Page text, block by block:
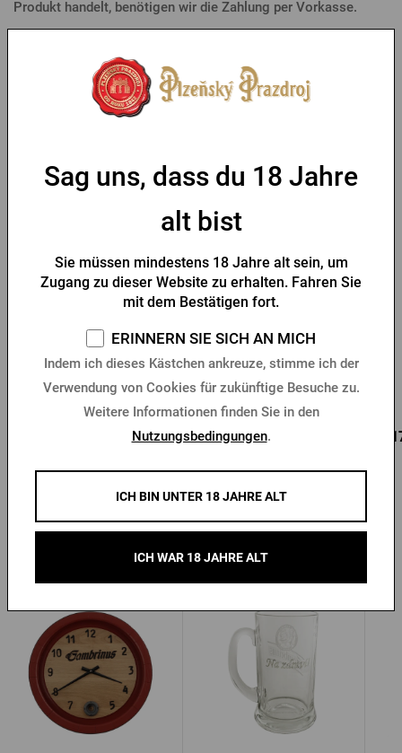
Produkt handelt, benötigen wir die Zahlung per Vorkasse.
-30 %
Flaschenöffner Pilsner
Urquell Siegel
Vorrätig > 10 Stk.
Kaufen
Schlüsselanhänger mit
Flaschenöffner
Vorrätig > 10 Stk.
0,85 €
Andere Produkte von Gambrinus
Sag uns, dass du 18 Jahre
alt bist
Sie müssen mindestens 18 Jahre alt sein, um
Zugang zu dieser Website zu erhalten. Fahren Sie
mit dem Bestätigen fort.
ERINNERN SIE SICH AN MICH
Indem ich dieses Kästchen ankreuze, stimme ich der
Verwendung von Cookies für zukünftige Besuche zu.
Weitere Informationen finden Sie in den
Nutzungsbedingungen.
ICH BIN UNTER 18 JAHRE ALT
ICH WAR 18 JAHRE ALT